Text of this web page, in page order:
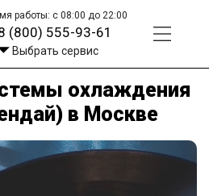
работы: с 08:00 до 22:00
(800) 555-93-61
Выбрать сервис
охлаждения
в Москве